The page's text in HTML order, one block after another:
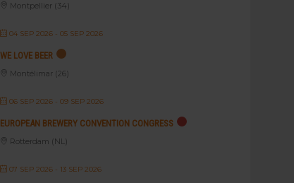
Montpellier (34)
04 SEP 2026 - 05 SEP 2026
WE LOVE BEER
Montélimar (26)
06 SEP 2026 - 09 SEP 2026
EUROPEAN BREWERY CONVENTION CONGRESS
Rotterdam (NL)
07 SEP 2026 - 13 SEP 2026